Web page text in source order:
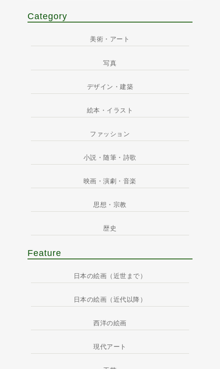
Category
美術・アート
写真
デザイン・建築
絵本・イラスト
ファッション
小説・随筆・詩歌
映画・演劇・音楽
思想・宗教
歴史
Feature
日本の絵画（近世まで）
日本の絵画（近代以降）
西洋の絵画
現代アート